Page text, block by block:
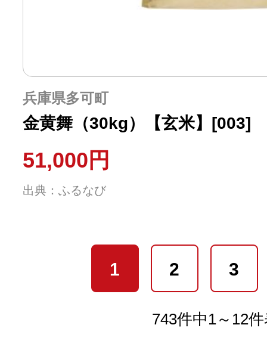
兵庫県多可町
金黄舞（30kg）【玄米】[003]
51,000円
出典：ふるなび
1 2 3
743件中1～12